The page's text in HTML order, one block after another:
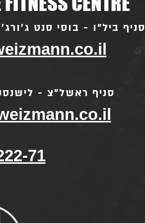
סניף ביל"ו - בוסי סנט ג'ורג' 13 , עקרון 2000, קרית עקרון
סניף ראשל"צ - לישנסקי 4 , קומה 3 ,
71